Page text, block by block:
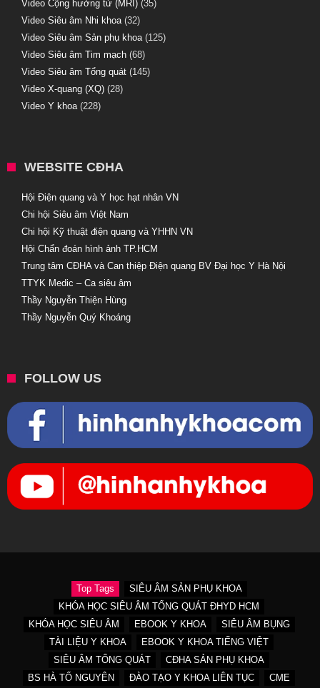
Video Cộng hưởng từ (MRI) (35)
Video Siêu âm Nhi khoa(32)
Video Siêu âm Sản phụ khoa(125)
Video Siêu âm Tim mạch (68)
Video Siêu âm Tổng quát (145)
Video X-quang (XQ) (28)
Video Y khoa(228)
WEBSITE CĐHA
Hội Điện quang và Y học hạt nhân VN
Chi hội Siêu âm Việt Nam
Chi hội Kỹ thuật điện quang và YHHN VN
Hội Chẩn đoán hình ảnh TP.HCM
Trung tâm CĐHA và Can thiệp Điện quang BV Đại học Y Hà Nội
TTYK Medic – Ca siêu âm
Thầy Nguyễn Thiện Hùng
Thầy Nguyễn Quý Khoáng
FOLLOW US
Top Tags
SIÊU ÂM SẢN PHỤ KHOA
KHÓA HỌC SIÊU ÂM TỔNG QUÁT ĐHYD HCM
KHÓA HỌC SIÊU ÂM
EBOOK Y KHOA
SIÊU ÂM BỤNG
TÀI LIỆU Y KHOA
EBOOK Y KHOA TIẾNG VIỆT
SIÊU ÂM TỔNG QUÁT
CĐHA SẢN PHỤ KHOA
BS HÀ TỐ NGUYÊN
ĐÀO TẠO Y KHOA LIÊN TỤC CME